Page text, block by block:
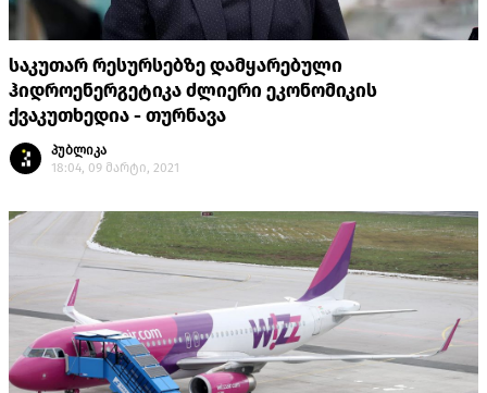
საკუთარ რესურსებზე დამყარებული
ჰიდროენერგეტიკა ძლიერი ეკონომიკის
ქვაკუთხედია - თურნავა
პუბლიკა
18:04, 09 მარტი, 2021